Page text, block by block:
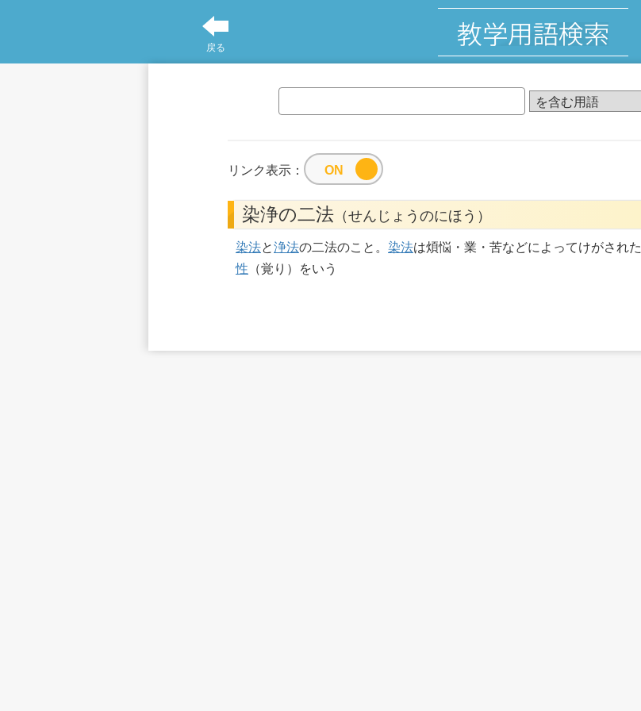
戻る
リンク表示：
染浄の二法 （せんじょうのにほう）
染法と浄法の二法のこと。 染法は煩悩・業・苦などによってけがされた
性 （覚り）をいう